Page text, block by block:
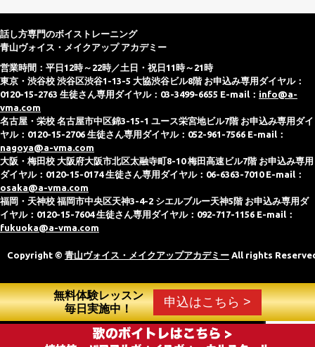
無料体験レッスン
毎日実施中！
申込はこちら >
話し方専門のボイストレーニング
青山ヴォイス・メイクアップ アカデミー
営業時間：平日12時～22時／土日・祝日11時～21時
東京・渋谷校 渋谷区渋谷1-13-5 大協渋谷ビル8階 お申込み専用ダイヤル：
0120-15-2763 生徒さん専用ダイヤル：03-3499-6655 E-mail： info@a-
vma.com
名古屋・栄校 名古屋市中区錦3-15-1 ユース栄宮地ビル7階 お申込み専用ダイ
ヤル：0120-15-2706 生徒さん専用ダイヤル：052-961-7566 E-mail：
nagoya@a-vma.com
大阪・梅田校 大阪府大阪市北区太融寺町8-10 梅田高速ビル7階 お申込み専用
ダイヤル：0120-15-0174 生徒さん専用ダイヤル：06-6363-7010 E-mail：
osaka@a-vma.com
福岡・天神校 福岡市中央区天神3-4-2 シエルブルー天神5階 お申込み専用ダ
イヤル：0120-15-7604 生徒さん専用ダイヤル：092-717-1156 E-mail：
fukuoka@a-vma.com
Copyright © 青山ヴォイス・メイクアップアカデミー All rights